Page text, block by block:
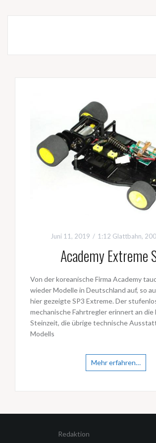
Juni 11, 2019 1:12 Glattbahn,
Academy Extreme
Von der koreanische Firma Academy
wieder Modelle in Deutschland auf, so
hier gezeigte SP3 Extreme. Der
mechanische Fahrtregler erinnert an die
Steinzeit, die übrige technische
Modells
Mehr erfahren…
Redaktion